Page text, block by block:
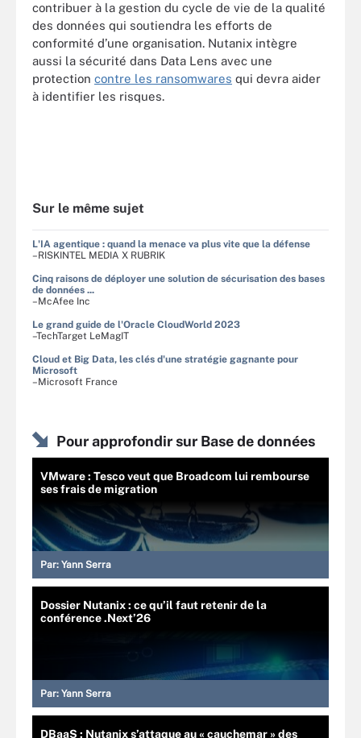
contribuer à la gestion du cycle de vie de la qualité
des données qui soutiendra les efforts de
conformité d’une organisation. Nutanix intègre
aussi la sécurité dans Data Lens avec une
protection contre les ransomwares qui devra aider
à identifier les risques.
Sur le même sujet
L'IA agentique : quand la menace va plus vite que la défense
–RISKINTEL MEDIA X RUBRIK
Cinq raisons de déployer une solution de sécurisation des bases
de données ...
–McAfee Inc
Le grand guide de l'Oracle CloudWorld 2023
–TechTarget LeMagIT
Cloud et Big Data, les clés d'une stratégie gagnante pour
Microsoft
–Microsoft France
Pour approfondir sur Base de données
VMware : Tesco veut que Broadcom lui rembourse
ses frais de migration
Par: Yann Serra
Dossier Nutanix : ce qu’il faut retenir de la
conférence .Next’26
Par: Yann Serra
DBaaS : Nutanix s’attaque au « cauchemar » des